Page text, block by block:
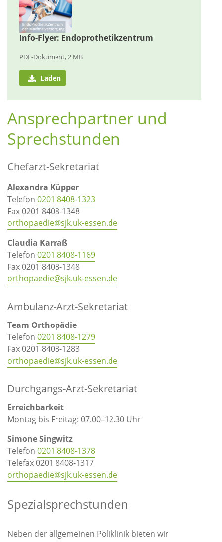
Ansprechpartner und
Sprechstunden
Chefarzt-Sekretariat
Alexandra Küpper
Telefon 0201 8408-1323
Fax 0201 8408-1348
orthopaedie@sjk.uk-essen.de
Claudia Karraß
Telefon 0201 8408-1169
Fax 0201 8408-1348
orthopaedie@sjk.uk-essen.de
Ambulanz-Arzt-Sekretariat
Team Orthopädie
Telefon 0201 8408-1279
Fax 0201 8408-1283
orthopaedie@sjk.uk-essen.de
Durchgangs-Arzt-Sekretariat
Erreichbarkeit
Montag bis Freitag: 07.00–12.30 Uhr
Simone Singwitz
Telefon 0201 8408-1378
Telefax 0201 8408-1317
orthopaedie@sjk.uk-essen.de
Spezialsprechstunden
Neben der allgemeinen Poliklinik bieten wir
Info-Flyer: Endoprothetikzentrum
PDF-Dokument, 2 MB
Laden